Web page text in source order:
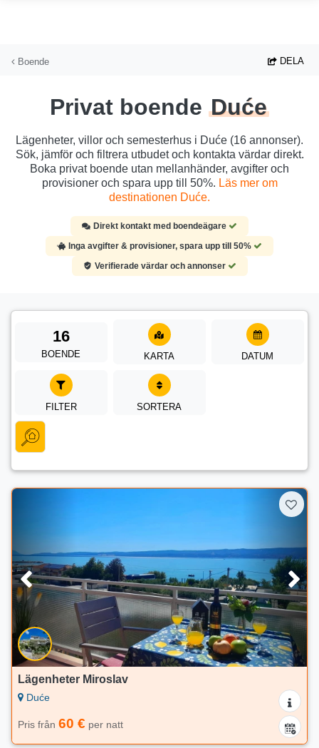
Boende DELA
Privat boende Duće
Lägenheter, villor och semesterhus i Duće (16 annonser).
Sök, jämför och filtrera utbudet och kontakta värdar direkt.
Boka privat boende utan mellanhänder, avgifter och
provisioner och spara upp till 50%. Läs mer om
destinationen Duće.
Direkt kontakt med boendeägare
Inga avgifter & provisioner, spara upp till 50%
Verifierade värdar och annonser
16
BOENDE KARTA DATUM
FILTER SORTERA
Lägenheter Miroslav
Duće
Pris från 60 € per natt